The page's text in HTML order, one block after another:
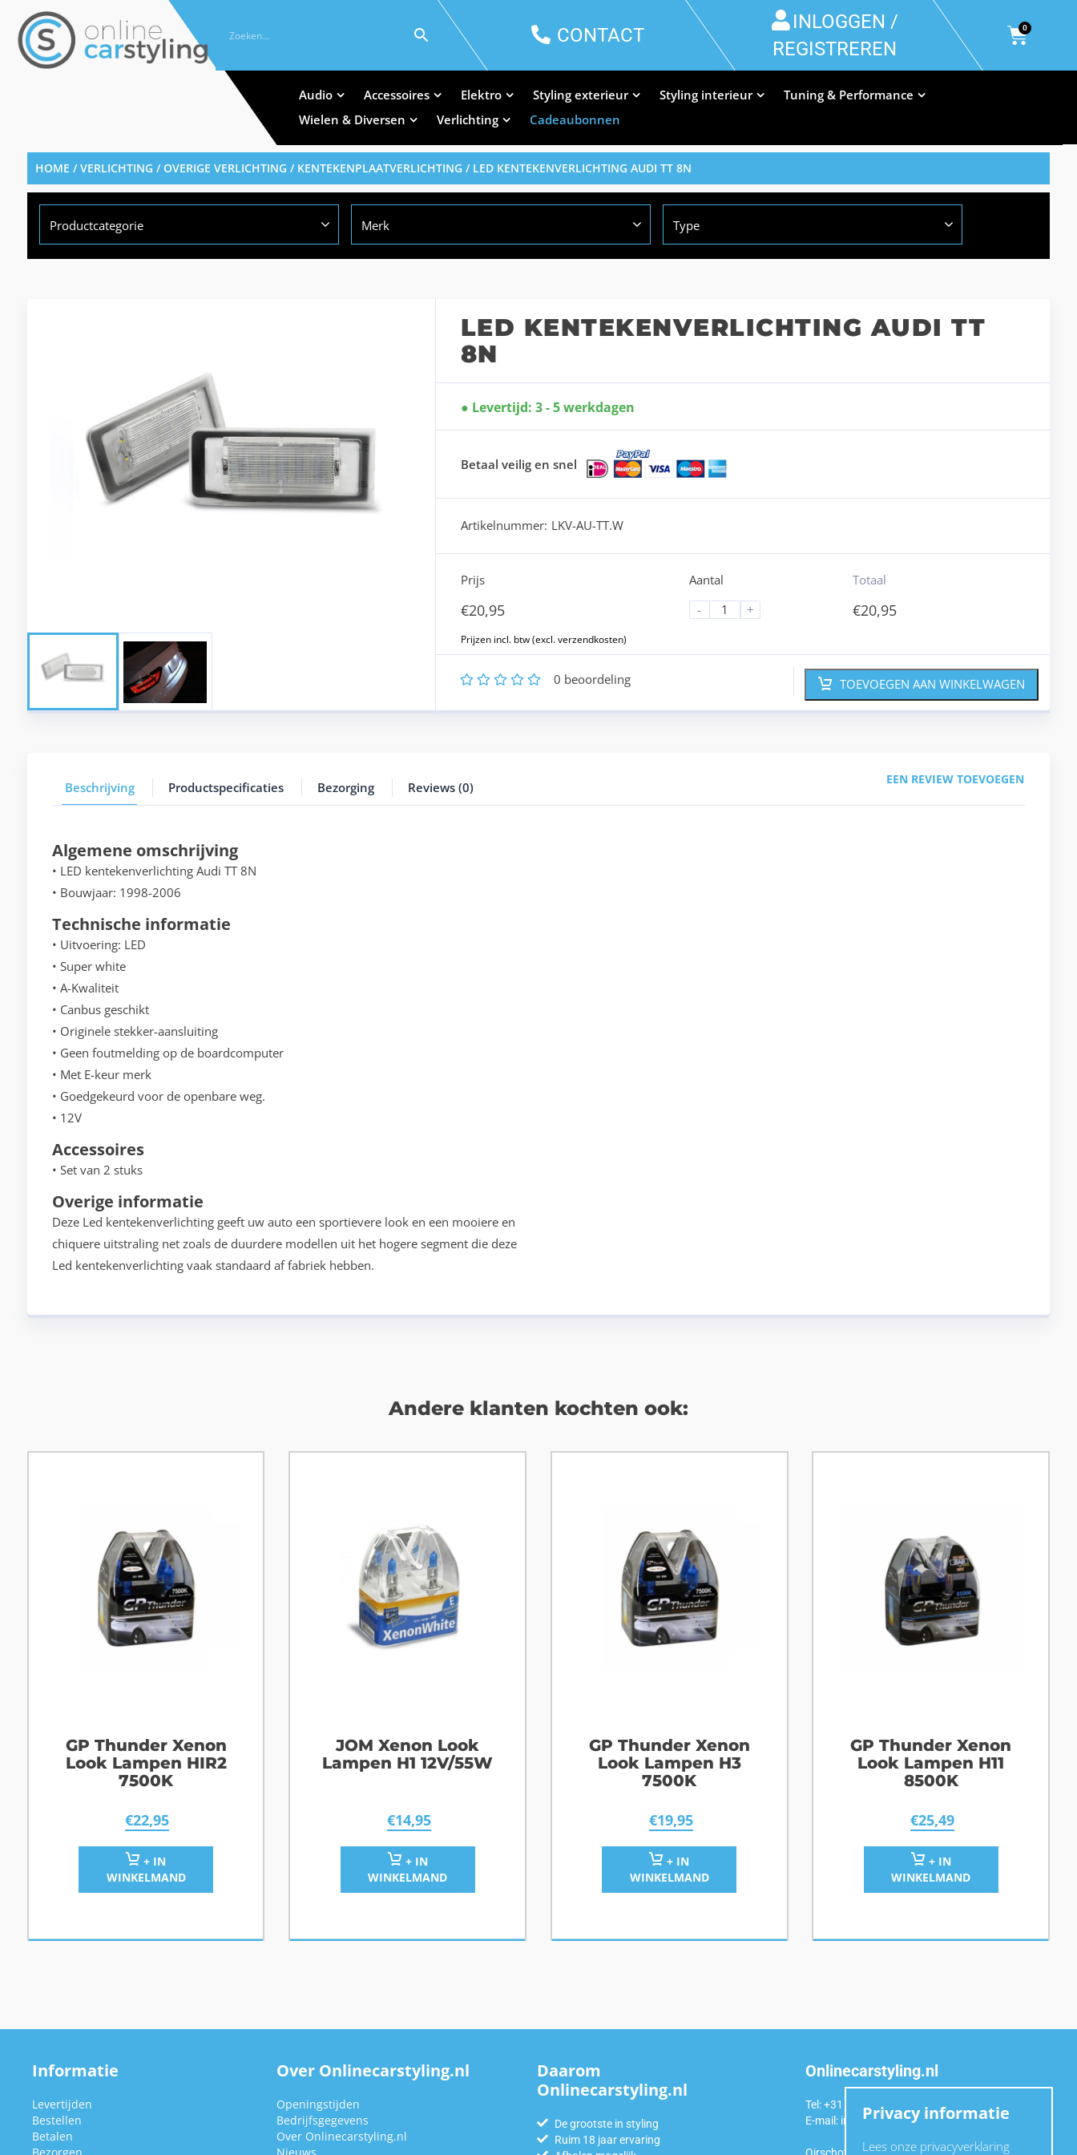
CONTACT
INLOGGEN /
REGISTREREN
0
Audio Accessoires Elektro Styling exterieur Styling interieur
Tuning & Performance
Wielen & Diversen
Verlichting Cadeaubonnen
HOME /VERLICHTING /OVERIGE VERLICHTING / KENTEKENPLAATVERLICHTING / LED KENTEKENVERLICHTING AUDI TT 8N
Productcategorie Merk Type
LED KENTEKENVERLICHTING AUDI TT
8N
Levertijd: 3 - 5 werkdagen
Betaal veilig en snel
Artikelnummer: LKV-AU-TT.W
Prijs
€20,95
Aantal
-
+
Totaal
€20,95
5
4
3
2 0 beoordeling TOEVOEGEN AAN WINKELWAGEN
Beschrijving Productspecificaties Bezorging Reviews (0)
EEN REVIEW TOEVOEGEN
Algemene omschrijving
• LED kentekenverlichting Audi TT 8N
• Bouwjaar: 1998-2006
Technische informatie
• Uitvoering: LED
• Super white
• A-Kwaliteit
• Canbus geschikt
• Originele stekker-aansluiting
• Geen foutmelding op de boardcomputer
• Met E-keur merk
• Goedgekeurd voor de openbare weg.
• 12V
Accessoires
• Set van 2 stuks
Overige informatie
Deze Led kentekenverlichting geeft uw auto een sportievere look en een mooiere en
chiquere uitstraling net zoals de duurdere modellen uit het hogere segment die deze
Led kentekenverlichting vaak standaard af fabriek hebben.
Andere klanten kochten ook:
GP Thunder Xenon
Look Lampen HIR2
7500K
€22,95
+ IN
WINKELMAND
JOM Xenon Look
Lampen H1 12V/55W
€14,95
+ IN
WINKELMAND
GP Thunder Xenon
Look Lampen H3
7500K
€19,95
+ IN
WINKELMAND
GP Thunder Xenon
Look Lampen H11
8500K
€25,49
+ IN
WINKELMAND
Informatie
Levertijden
Bestellen
Betalen
Over Onlinecarstyling.nl
Openingstijden
Bedrijfsgegevens
Over Onlinecarstyling.nl
Daarom
Onlinecarstyling.nl
De grootste in styling
Ruim 18 jaar ervaring
Onlinecarstyling.nl
Tel: +31 (0)6 54 98 49 99
E-mail: info@onlinecarstyling.nl
Privacy informatie
Lees onze privacyverklaring